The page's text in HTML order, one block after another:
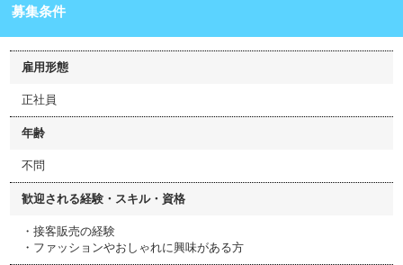
募集条件
雇用形態
正社員
年齢
不問
歓迎される経験・スキル・資格
・接客販売の経験
・ファッションやおしゃれに興味がある方